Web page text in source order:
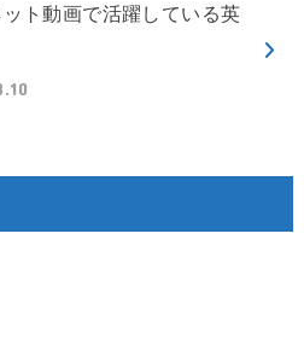
ト動画で活躍している英